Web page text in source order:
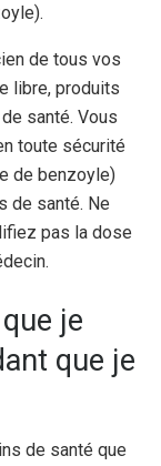
de tous vos
libre, produits
santé. Vous
toute sécurité
de benzoyle)
de santé. Ne
pas la dose
je
que je
de santé que